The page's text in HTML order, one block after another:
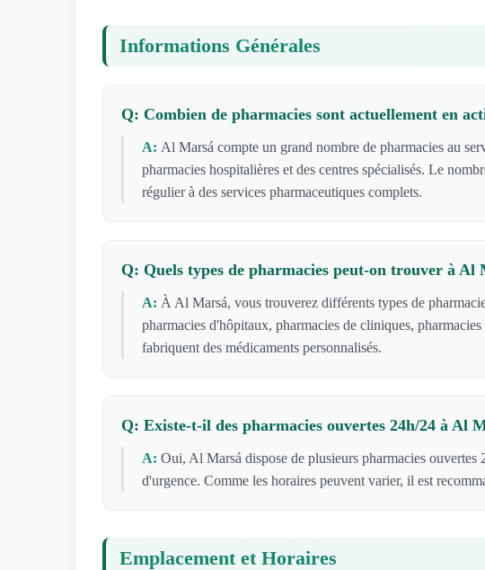
Informations Générales
Q: Combien de pharmacies sont actuellement en
A: Al Marsá compte un grand nombre de pharmacies au
pharmacies hospitalières et des centres spécialisés. Le
régulier à des services pharmaceutiques complets.
Q: Quels types de pharmacies peut-on trouver à Al
A: À Al Marsá, vous trouverez différents types de
pharmacies d'hôpitaux, pharmacies de cliniques,
fabriquent des médicaments personnalisés.
Q: Existe-t-il des pharmacies ouvertes 24h/24 à Al
A: Oui, Al Marsá dispose de plusieurs pharmacies ouvertes
d'urgence. Comme les horaires peuvent varier, il est
Emplacement et Horaires